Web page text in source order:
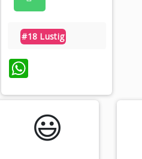
#18 Lustig
WhatsApp
😃️